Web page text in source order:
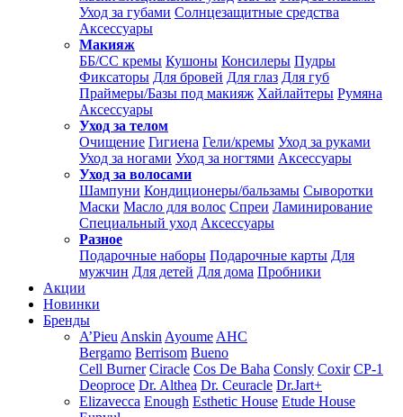
Уход за губами Солнцезащитные средства
Аксессуары
Макияж
ББ/СС кремы Кушоны Консилеры Пудры
Фиксаторы Для бровей Для глаз Для губ
Праймеры/Базы под макияж Хайлайтеры Румяна
Аксессуары
Уход за телом
Очищение Гигиена Гели/кремы Уход за руками
Уход за ногами Уход за ногтями Аксессуары
Уход за волосами
Шампуни Кондиционеры/бальзамы Сыворотки
Маски Масло для волос Спреи Ламинирование
Специальный уход Аксессуары
Разное
Подарочные наборы Подарочные карты Для
мужчин Для детей Для дома Пробники
Акции
Новинки
Бренды
A’Pieu Anskin Ayoume AHC
Bergamo Berrisom Bueno
Cell Burner Ciracle Cos De Baha Consly Coxir CP-1
Deoproce Dr. Althea Dr. Ceuracle Dr.Jart+
Elizavecca Enough Esthetic House Etude House